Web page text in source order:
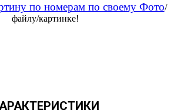
по номерам по своему Фото/
файлу/картинке!